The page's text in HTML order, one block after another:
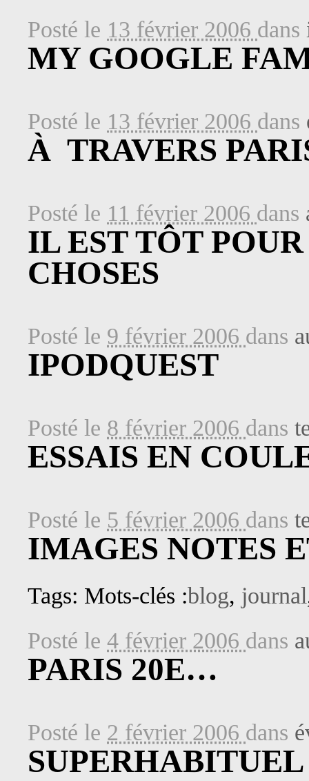
Posté le 13 février 2006 dans
MY GOOGLE
Posté le 13 février 2006 dans
À TRAVERS
Posté le 11 février 2006 dans
IL EST TÔT
CHOSES
Posté le 9 février 2006 dans
IPODQUEST
Posté le 8 février 2006 dans
ESSAIS EN
Posté le 5 février 2006 dans
IMAGES NOTES
Tags: Mots-clés :blog, journal
Posté le 4 février 2006 dans
PARIS 20E…
Posté le 2 février 2006 dans
SUPERHABITUEL